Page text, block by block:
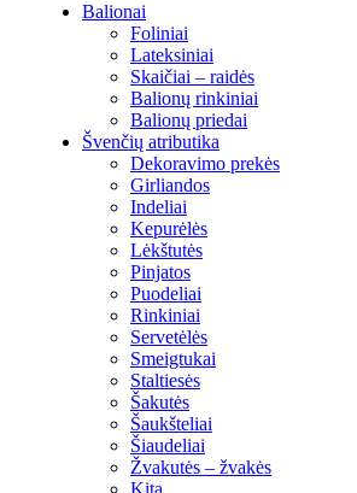
Balionai
Foliniai
Lateksiniai
Skaičiai – raidės
Balionų rinkiniai
Balionų priedai
Švenčių atributika
Dekoravimo prekės
Girliandos
Indeliai
Kepurėlės
Lėkštutės
Pinjatos
Puodeliai
Rinkiniai
Servetėlės
Smeigtukai
Staltiesės
Šakutės
Šaukšteliai
Šiaudeliai
Žvakutės – žvakės
Kita